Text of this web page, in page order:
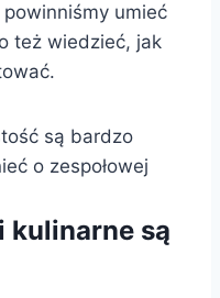
umieć
też wiedzieć, jak
są bardzo
o zespołowej
kulinarne są